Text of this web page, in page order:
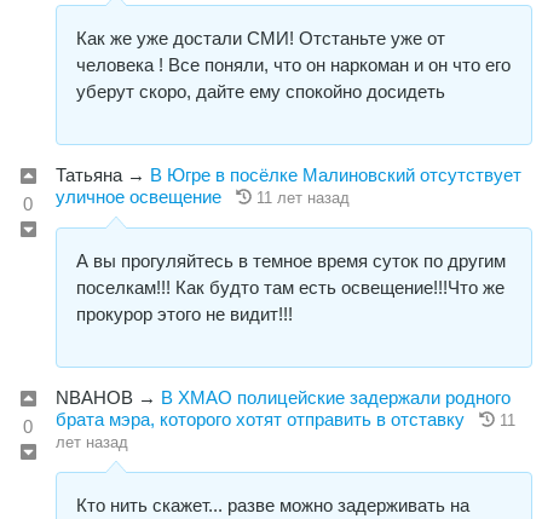
Как же уже достали СМИ! Отстаньте уже от
человека ! Все поняли, что он наркоман и он что его
уберут скоро, дайте ему спокойно досидеть
0
Татьяна → В Югре в посёлке Малиновский отсутствует
уличное освещение
11 лет назад
А вы прогуляйтесь в темное время суток по другим
поселкам!!! Как будто там есть освещение!!!Что же
прокурор этого не видит!!!
0
NBAHOB → В ХМАО полицейские задержали родного
брата мэра, которого хотят отправить в отставку
11
лет назад
Кто нить скажет... разве можно задерживать на